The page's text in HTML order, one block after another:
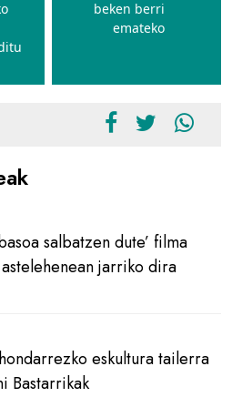
beken berri
emateko
salbatzen dute’ filma
jarriko dira
eskultura tailerra
Bastarrikak